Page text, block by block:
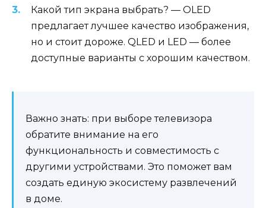
Какой тип экрана выбрать? — OLED
предлагает лучшее качество изображения,
но и стоит дороже. QLED и LED — более
доступные варианты с хорошим качеством.
Важно знать: при выборе телевизора
обратите внимание на его
функциональность и совместимость с
другими устройствами. Это поможет вам
создать единую экосистему развлечений
в доме.